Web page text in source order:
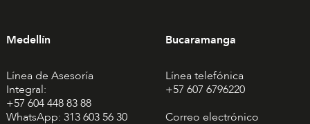
Medellín
Línea de Asesoría
Integral:
+57 604 448 83 88
WhatsApp: 313 603 56 30
Bucaramanga
Línea telefónica
+57 607 6796220
Correo electrónico